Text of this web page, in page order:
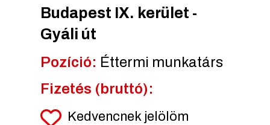
Budapest IX. kerület -
Gyáli út
Pozíció: Éttermi munkatárs
Fizetés (bruttó):
Kedvencnek jelölöm